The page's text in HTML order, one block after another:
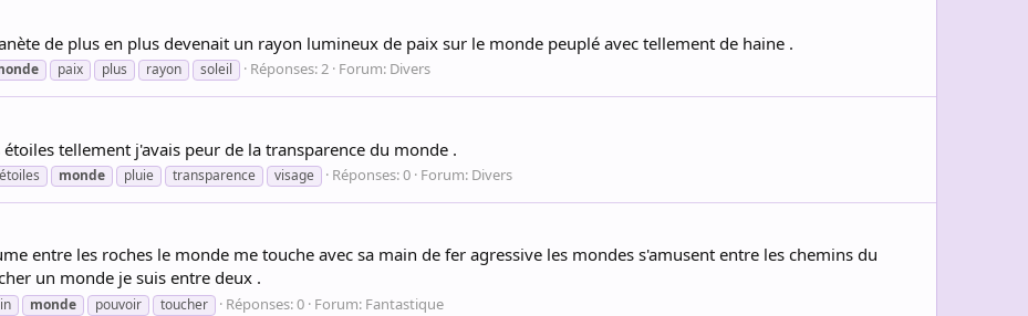
de plus en plus devenait un rayon lumineux de paix sur le monde peuplé avec tellement de haine .
paix plus rayon soleil Réponses: 2 Forum: Divers
tellement j'avais peur de la transparence du monde .
étoiles monde pluie transparence visage Réponses: 0 Forum: Divers
entre les roches le monde me touche avec sa main de fer agressive les mondes s'amusent entre les chemins du
un monde je suis entre deux .
monde pouvoir toucher Réponses: 0 Forum: Fantastique